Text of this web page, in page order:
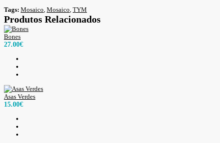
Tags: Mosaico Mosaico TYM
Produtos Relacionados
Bones
27.00€
Asas Verdes
15.00€